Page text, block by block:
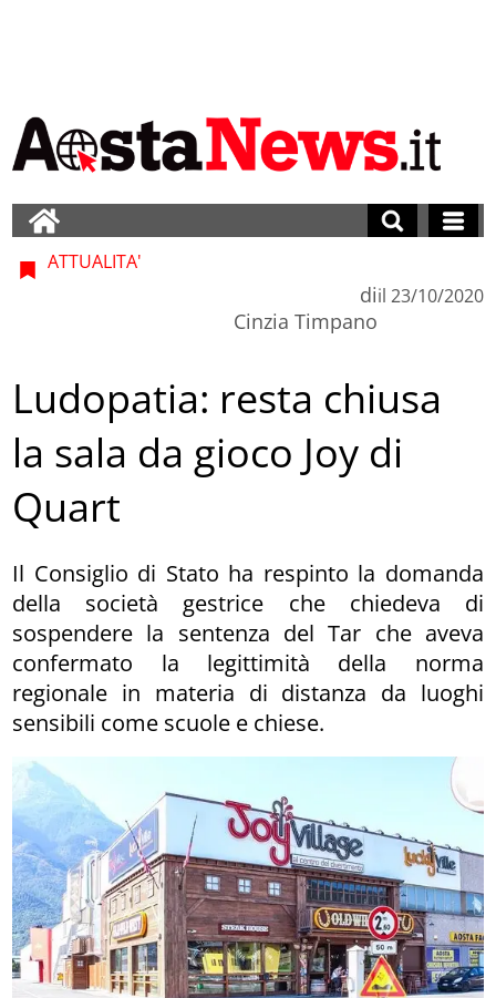
ATTUALITA'
di
Cinzia Timpano
il 23/10/2020
Ludopatia: resta chiusa
la sala da gioco Joy di
Quart
Il Consiglio di Stato ha respinto la domanda
della società gestrice che chiedeva di
sospendere la sentenza del Tar che aveva
confermato la legittimità della norma
regionale in materia di distanza da luoghi
sensibili come scuole e chiese.